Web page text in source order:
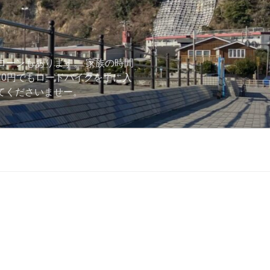
ーンもあります。 家族の時間
円でもロードバイクを手に入
くださいませー。